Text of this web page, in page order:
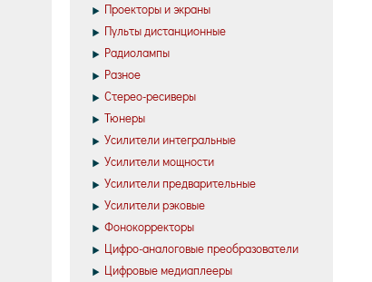
Проекторы и экраны
Пульты дистанционные
Радиолампы
Разное
Стерео-ресиверы
Тюнеры
Усилители интегральные
Усилители мощности
Усилители предварительные
Усилители рэковые
Фонокорректоры
Цифро-аналоговые преобразователи
Цифровые медиаплееры